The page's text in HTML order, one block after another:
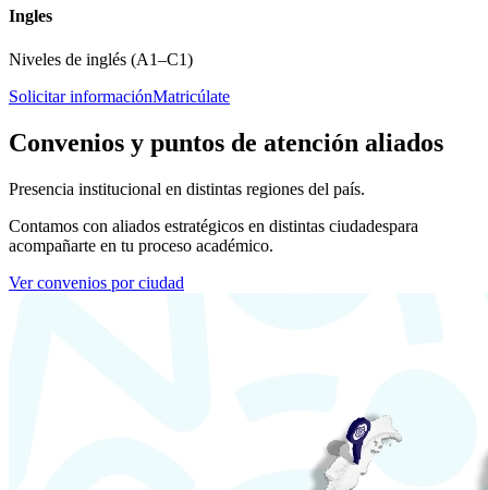
Ingles
Niveles de inglés (A1–C1)
Solicitar informaciónMatricúlate
Convenios y puntos de atención aliados
Presencia institucional en distintas regiones del país.
Contamos con aliados estratégicos en distintas ciudadespara
acompañarte en tu proceso académico.
Ver convenios por ciudad